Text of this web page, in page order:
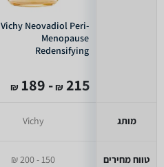
מותג
טווח מחירים
Vichy Neovadiol Peri-
Menopause
Redensifying
215
₪
- 189
₪
Vichy
150 - 200 ₪